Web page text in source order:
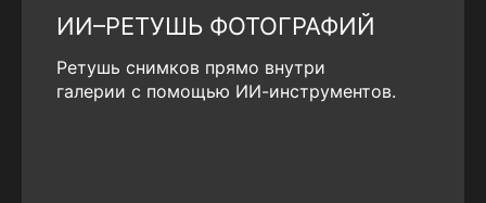
ИИ–РЕТУШЬ ФОТОГРАФИЙ
Ретушь снимков прямо внутри
галерии с помощью ИИ-инструментов.